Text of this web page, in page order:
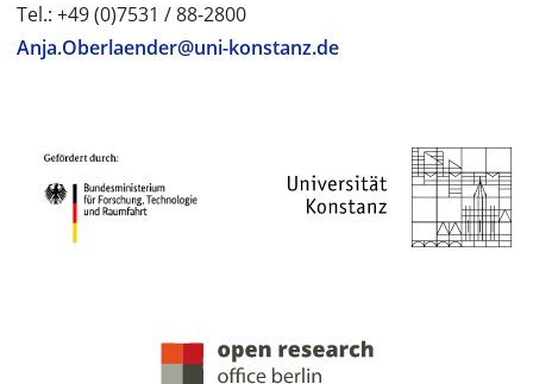
Tel.: +49 (0)7531 / 88-2800
Anja.Oberlaender@uni-konstanz.de